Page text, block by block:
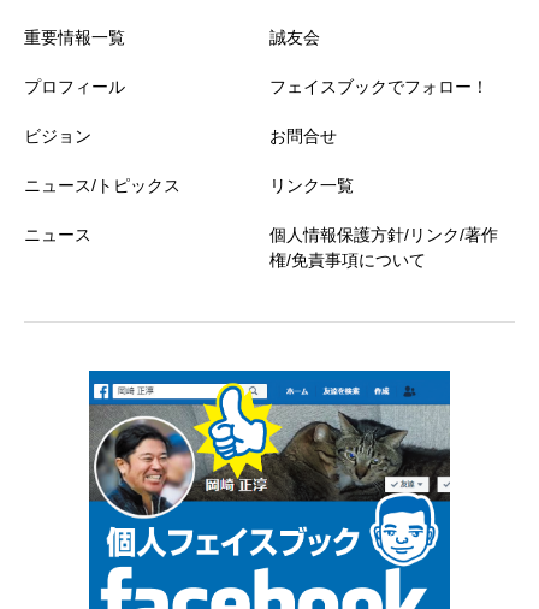
重要情報一覧
プロフィール
ビジョン
ニュース/トピックス
ニュース
誠友会
フェイスブックでフォロー！
お問合せ
リンク一覧
個人情報保護方針/リンク/著作
権/免責事項について